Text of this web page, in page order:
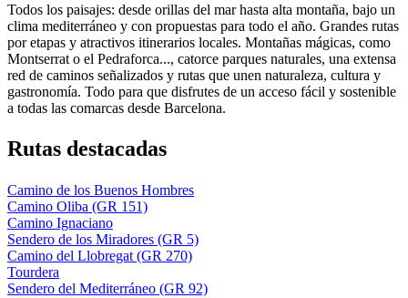
Todos los paisajes: desde orillas del mar hasta alta montaña, bajo un
clima mediterráneo y con propuestas para todo el año. Grandes rutas
por etapas y atractivos itinerarios locales. Montañas mágicas, como
Montserrat o el Pedraforca..., catorce parques naturales, una extensa
red de caminos señalizados y rutas que unen naturaleza, cultura y
gastronomía. Todo para que disfrutes de un acceso fácil y sostenible
a todas las comarcas desde Barcelona.
Rutas destacadas
Camino de los Buenos Hombres
Camino Oliba (GR 151)
Camino Ignaciano
Sendero de los Miradores (GR 5)
Camino del Llobregat (GR 270)
Tourdera
Sendero del Mediterráneo (GR 92)